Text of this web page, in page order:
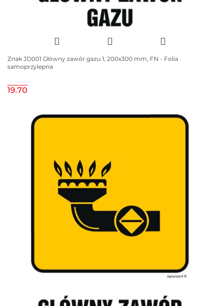
Znak JD001 Główny zawór gazu 1, 200x300 mm, FN - Folia
samoprzylepna
19.70